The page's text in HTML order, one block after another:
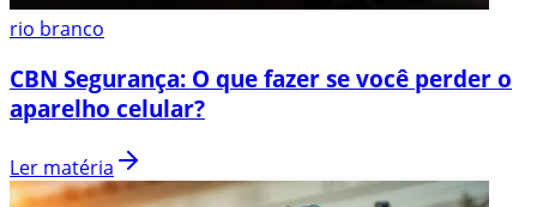
rio branco
CBN Segurança: O que fazer se você perder o
aparelho celular?
Ler matéria